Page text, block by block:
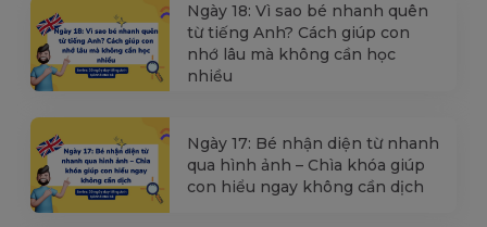
Ngày 18: Vì sao bé nhanh quên
từ tiếng Anh? Cách giúp con
nhớ lâu mà không cần học
nhiều
Ngày 17: Bé nhận diện từ nhanh
qua hình ảnh – Chìa khóa giúp
con hiểu ngay không cần dịch